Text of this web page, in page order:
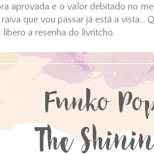
aprovada e o valor debitado no
que vou passar já está a vista...
libero a resenha do livritcho.